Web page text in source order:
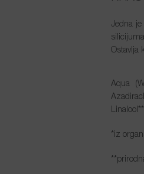
Jedna
Ostavlja
Aqua
*iz